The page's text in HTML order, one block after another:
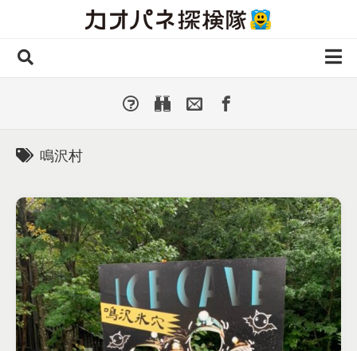
国外・海外
人気カオパネ
投稿する
鳴沢村